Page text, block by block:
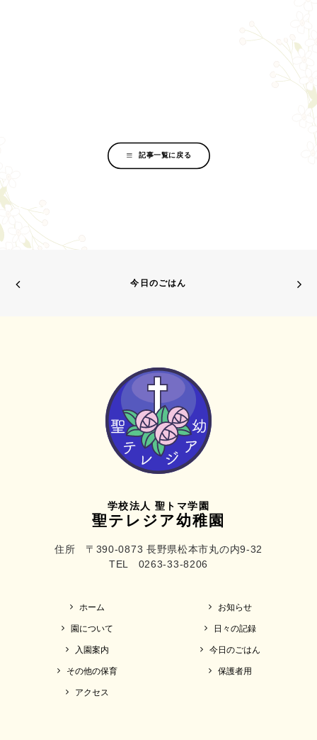
記事一覧に戻る
今日のごはん
学校法人 聖トマ学園
聖テレジア幼稚園
住所 〒390-0873 長野県松本市丸の内9-32
TEL 0263-33-8206
ホーム
園について
入園案内
その他の保育
アクセス
お知らせ
日々の記録
今日のごはん
保護者用